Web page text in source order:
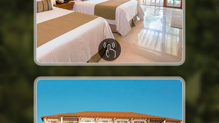
Servicio de Concierge y atención
directa en tu habitación las 24
horas. En el área de piscina, vas a